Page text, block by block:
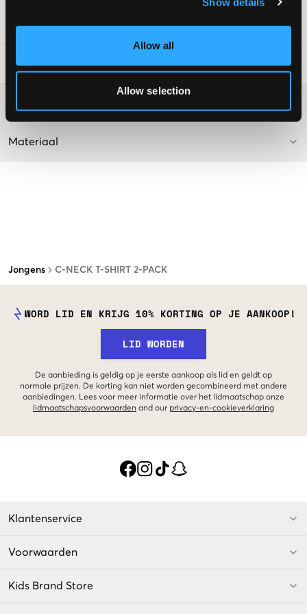
Allow all
Allow selection
Jongens C-NECK T-SHIRT 2-PACK
SKU:126770-006
Laundry Advice:
Materiaal
WORD LID EN KRIJG 10% KORTING OP JE AANKOOP!
LID WORDEN
De aanbieding is geldig op je eerste aankoop als lid en geldt op
normale prijzen. De korting kan niet worden gecombineerd met andere
aanbiedingen. Lees voor meer informatie over het lidmaatschap onze
lidmaatschapsvoorwaarden and our privacy-en-cookieverklaring
Klantenservice
Voorwaarden
Kids Brand Store